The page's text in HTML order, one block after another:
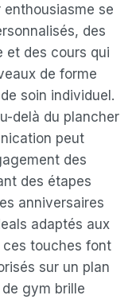
se
des
et des cours qui
de forme
soin individuel.
delà du plancher
peut
des
des étapes
anniversaires
adaptés aux
touches font
sur un plan
gym brille